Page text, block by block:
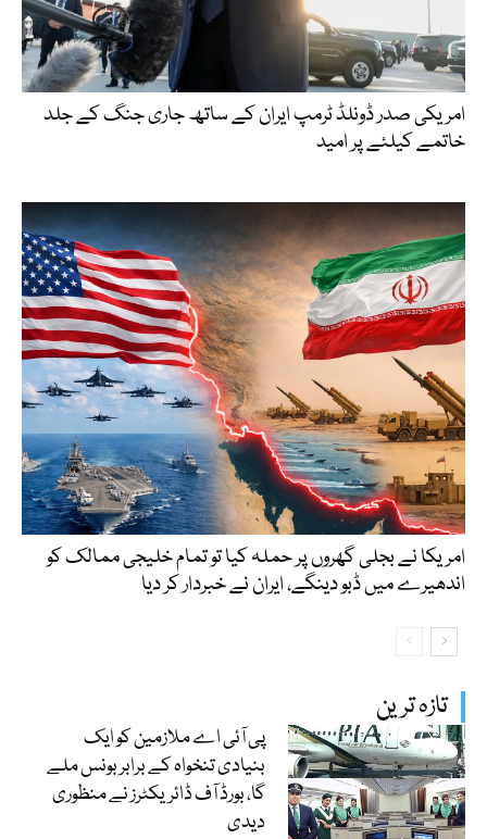
تازہ ترین
پی آئی اے ملازمین کو ایک
بنیادی تنخواہ کے برابر بونس ملے
گا، بورڈ آف ڈائریکٹرز نے منظوری
دیدی
امریکی صدر ڈونلڈ ٹرمپ ایران کے ساتھ جاری جنگ کے جلد
خاتمے کیلئے پر امید
امریکا نے بجلی گھروں پر حملہ کیا تو تمام خلیجی ممالک کو
اندھیرے میں ڈبو دینگے، ایران نے خبردار کر دیا